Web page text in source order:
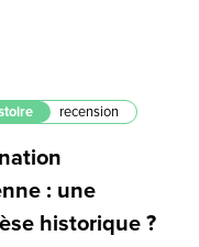
recension
: une
historique ?